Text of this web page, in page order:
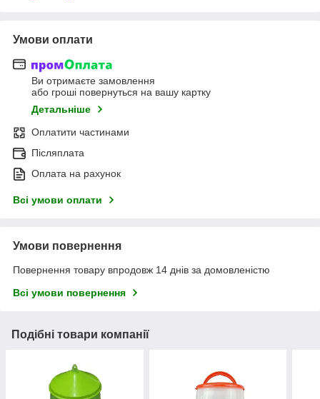
Умови оплати
Ви отримаєте замовлення
або гроші повернуться на вашу картку
Детальніше
Оплатити частинами
Післяплата
Оплата на рахунок
Всі умови оплати
Умови повернення
Повернення товару впродовж 14 днів за домовленістю
Всі умови повернення
Подібні товари компанії